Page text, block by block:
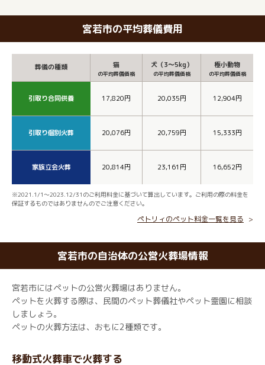
宮若市の平均葬儀費用
葬儀の種類 猫
の平均葬儀価格
犬（3～5kg）
の平均葬儀価格
極小動物
の平均葬儀価格
引取り合同供養 17,820円 20,035円 12,904円
引取り個別火葬 20,076円 20,759円 15,333円
家族立会火葬 20,814円 23,161円 16,652円
※2021.1/1～2023.12/31のご利用料金に基づいて算出しています。ご利用の際の料金を
保証するものではありませんのでご注意ください。
ペトリィのペット料金一覧を見る
宮若市の自治体の公営火葬場情報
宮若市にはペットの公営火葬場はありません。
ペットを火葬する際は、民間のペット葬儀社やペット霊園に相談
しましょう。
ペットの火葬方法は、おもに2種類です。
移動式火葬車で火葬する